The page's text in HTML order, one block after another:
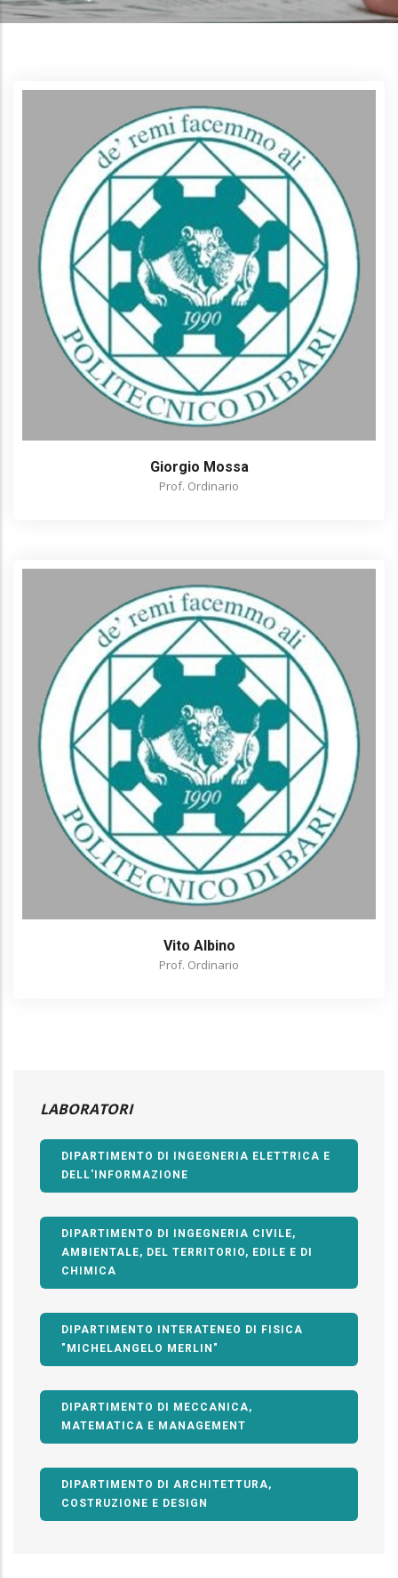
Giorgio Mossa
Prof. Ordinario
Vito Albino
Prof. Ordinario
LABORATORI
DIPARTIMENTO DI INGEGNERIA ELETTRICA E
DELL'INFORMAZIONE
DIPARTIMENTO DI INGEGNERIA CIVILE,
AMBIENTALE, DEL TERRITORIO, EDILE E DI
CHIMICA
DIPARTIMENTO INTERATENEO DI FISICA
"MICHELANGELO MERLIN"
DIPARTIMENTO DI MECCANICA,
MATEMATICA E MANAGEMENT
DIPARTIMENTO DI ARCHITETTURA,
COSTRUZIONE E DESIGN